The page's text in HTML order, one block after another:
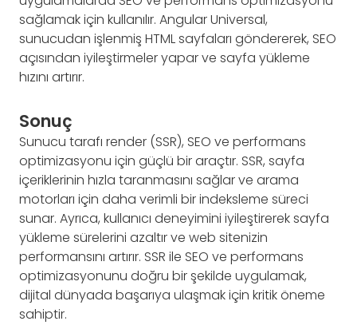
sağlamak için kullanılır. Angular Universal,
sunucudan işlenmiş HTML sayfaları göndererek, SEO
açısından iyileştirmeler yapar ve sayfa yükleme
hızını artırır.
Sonuç
Sunucu tarafı render (SSR), SEO ve performans
optimizasyonu için güçlü bir araçtır. SSR, sayfa
içeriklerinin hızla taranmasını sağlar ve arama
motorları için daha verimli bir indeksleme süreci
sunar. Ayrıca, kullanıcı deneyimini iyileştirerek sayfa
yükleme sürelerini azaltır ve web sitenizin
performansını artırır. SSR ile SEO ve performans
optimizasyonunu doğru bir şekilde uygulamak,
dijital dünyada başarıya ulaşmak için kritik öneme
sahiptir.